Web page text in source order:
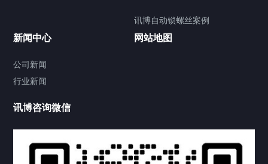
讯博自动锁螺丝案例
新闻中心
公司新闻
行业新闻
网站地图
讯博咨询微信